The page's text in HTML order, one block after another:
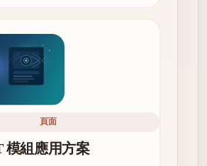
頁面
模組應用方案